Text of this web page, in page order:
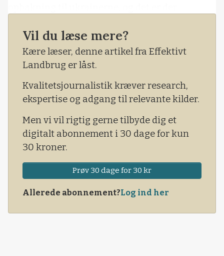
masser af kritik af Danmarks milliardstøtte til
Ukraine – herunder til landets landbrug – er
kritikken derfor ikke møntet på de ukrainske
regering.
Vil du læse mere?
Kære læser, denne artikel fra Effektivt
Landbrug er låst.
Kvalitetsjournalistik kræver research,
ekspertise og adgang til relevante kilder.
Men vi vil rigtig gerne tilbyde dig et
digitalt abonnement i 30 dage for kun
30 kroner.
Prøv 30 dage for 30 kr
Allerede abonnement?Log ind her